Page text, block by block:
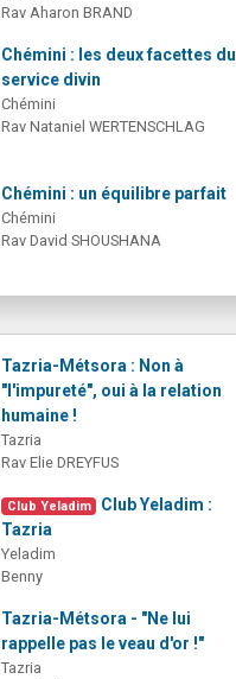
Rav Aharon BRAND
Chémini : les deux facettes du
service divin
Chémini
Rav Nataniel WERTENSCHLAG
Chémini : un équilibre parfait
Chémini
Rav David SHOUSHANA
Tazria-Métsora : Non à
"l'impureté", oui à la relation
humaine !
Tazria
Rav Elie DREYFUS
Club Yeladim
Club Yeladim :
Tazria
Yeladim
Benny
Tazria-Métsora - "Ne lui
rappelle pas le veau d'or !"
Tazria